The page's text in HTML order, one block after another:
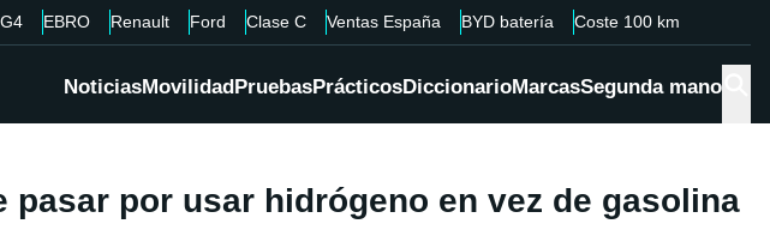
EBRO Renault Ford Clase C Ventas España BYD batería Coste 100 km
NoticiasMovilidadPruebasPrácticosDiccionarioMarcasSegunda mano
por usar hidrógeno en vez de gasolina